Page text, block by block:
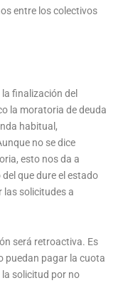
entre los colectivos
finalización del
la moratoria de deuda
habitual,
no se dice
esto nos da a
que dure el estado
las solicitudes a
será retroactiva. Es
puedan pagar la cuota
solicitud por no